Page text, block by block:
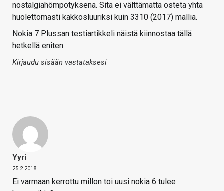
nostalgiahömpötyksena. Sitä ei välttämättä osteta yhtä
huolettomasti kakkosluuriksi kuin 3310 (2017) mallia.
Nokia 7 Plussan testiartikkeli näistä kiinnostaa tällä
hetkellä eniten.
Kirjaudu sisään vastataksesi
Yyri
25.2.2018
Ei varmaan kerrottu millon toi uusi nokia 6 tulee